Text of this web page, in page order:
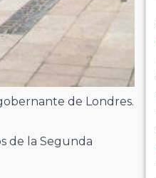
de Londres.
de la Segunda